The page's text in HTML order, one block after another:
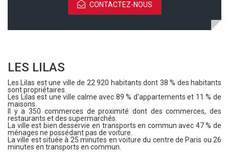
CONTACTEZ-NOUS
LES LILAS
Les Lilas est une ville de 22 920 habitants dont 38 % des habitants
sont propriétaires.
Les Lilas est une ville calme avec 89 % d'appartements et 11 % de
maisons.
Il y a 350 commerces de proximité dont des commerces, des
restaurants et des supermarchés.
La ville est bien desservie en transports en commun avec 47 % de
ménages ne possédant pas de voiture.
La ville est située à 25 minutes en voiture du centre de Paris ou 26
minutes en transports en commun.